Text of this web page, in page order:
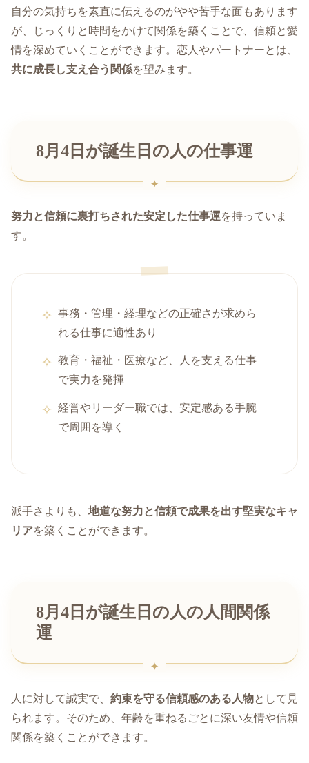
自分の気持ちを素直に伝えるのがやや苦手な面もあります
が、じっくりと時間をかけて関係を築くことで、信頼と愛
情を深めていくことができます。恋人やパートナーとは、
共に成長し支え合う関係を望みます。
8月4日が誕生日の人の仕事運
努力と信頼に裏打ちされた安定した仕事運を持っていま
す。
事務・管理・経理などの正確さが求めら
れる仕事に適性あり
教育・福祉・医療など、人を支える仕事
で実力を発揮
経営やリーダー職では、安定感ある手腕
で周囲を導く
派手さよりも、 地道な努力と信頼で成果を出す堅実なキャ
リアを築くことができます。
8月4日が誕生日の人の人間関係
運
人に対して誠実で、 約束を守る信頼感のある人物として見
られます。そのため、年齢を重ねるごとに深い友情や信頼
関係を築くことができます。